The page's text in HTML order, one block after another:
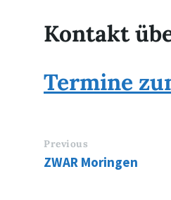
Kontakt
Termine
Previous
ZWAR Moringen